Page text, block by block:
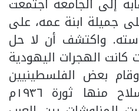
جميلة ابنة عمه، على
واكتشف أن لا حل
الهجرات اليهودية
بعض الفلسطينيين
بمواجهة اليهود بالسلاح منها ثورة ١٩٣٦م